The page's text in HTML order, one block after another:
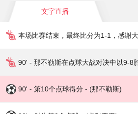
文字直播
本场比赛结束，最终比分为1-1，感谢
90' - 那不勒斯在点球大战对决中以9-8
90' - 第10个点球得分 - (那不勒斯)